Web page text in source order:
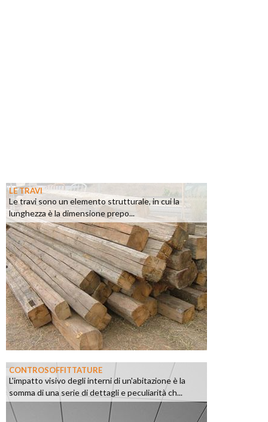
LE TRAVI
Le travi sono un elemento strutturale, in cui la
lunghezza è la dimensione prepo...
CONTROSOFFITTATURE
L'impatto visivo degli interni di un'abitazione è la
somma di una serie di dettagli e peculiarità ch...